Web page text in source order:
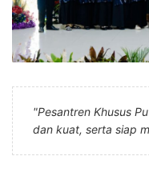
"Pesantren Khusus
dan kuat, serta siap